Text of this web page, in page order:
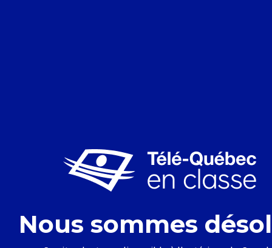
Nous sommes